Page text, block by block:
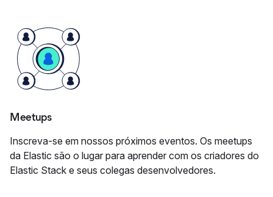
Meetups
Inscreva-se em nossos próximos eventos. Os meetups
da Elastic são o lugar para aprender com os criadores do
Elastic Stack e seus colegas desenvolvedores.